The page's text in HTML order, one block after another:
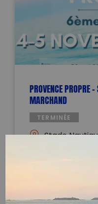
PROVENCE PROPRE
MARCHAND
TERMINÉE
Stade